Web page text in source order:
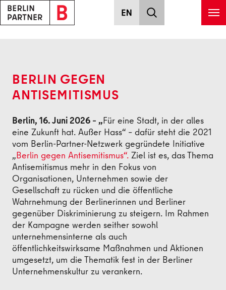
Zum Hauptinhalt springen
BERLIN GEGEN
ANTISEMITISMUS
Berlin, 16. Juni 2026 – „Für eine Stadt, in der alles
eine Zukunft hat. Außer Hass“ – dafür steht die 2021
vom Berlin-Partner-Netzwerk gegründete Initiative
„Berlin gegen Antisemitismus“. Ziel ist es, das Thema
Antisemitismus mehr in den Fokus von
Organisationen, Unternehmen sowie der
Gesellschaft zu rücken und die öffentliche
Wahrnehmung der Berlinerinnen und Berliner
gegenüber Diskriminierung zu steigern. Im Rahmen
der Kampagne werden seither sowohl
unternehmensinterne als auch
öffentlichkeitswirksame Maßnahmen und Aktionen
umgesetzt, um die Thematik fest in der Berliner
Unternehmenskultur zu verankern.